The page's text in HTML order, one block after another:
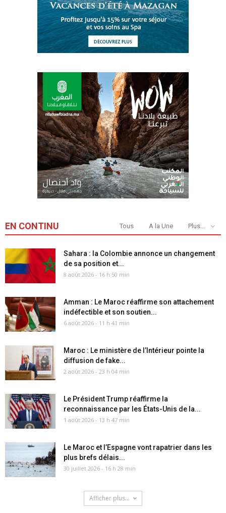
EN CONTINU Tous A la Une Plus...
Sahara : la Colombie annonce un changement
de sa position et...
8 août 2026 - 16 h 50 min
Amman : Le Maroc réaffirme son attachement
indéfectible et son soutien...
6 août 2026 - 11 h 41 min
Maroc : Le ministère de l’Intérieur pointe la
diffusion de fake...
2 août 2026 - 23 h 04 min
Le Président Trump réaffirme la
reconnaissance par les États-Unis de la...
1 août 2026 - 13 h 47 min
Le Maroc et l’Espagne vont rapatrier dans les
plus brefs délais...
30 juillet 2026 - 16 h 28 min
Afficher plus...